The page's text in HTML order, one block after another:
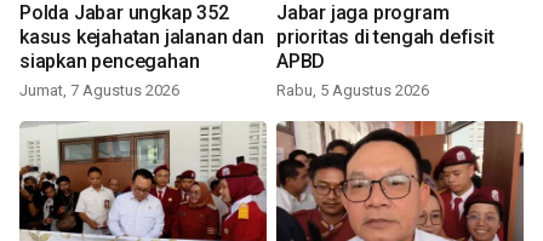
Polda Jabar ungkap 352
kasus kejahatan jalanan dan
siapkan pencegahan
Jumat, 7 Agustus 2026
Jabar jaga program
prioritas di tengah defisit
APBD
Rabu, 5 Agustus 2026